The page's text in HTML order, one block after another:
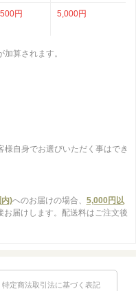
円 5,000円
算されます。
自身でお選びいただく事はでき
)へのお届けの場合、 5,000円以
お届けします。配送料はご注文後
特定商法取引法に基づく表記